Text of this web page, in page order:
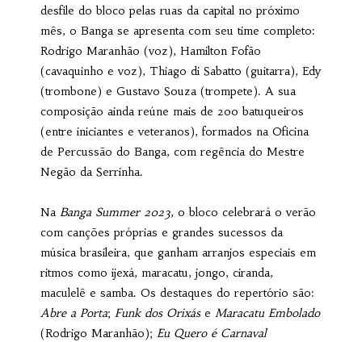
desfile do bloco pelas ruas da capital no próximo
mês, o Banga se apresenta com seu time completo:
Rodrigo Maranhão (voz), Hamilton Fofão
(cavaquinho e voz), Thiago di Sabatto (guitarra), Edy
(trombone) e Gustavo Souza (trompete). A sua
composição ainda reúne mais de 200 batuqueiros
(entre iniciantes e veteranos), formados na Oficina
de Percussão do Banga, com regência do Mestre
Negão da Serrinha.
Na Banga Summer 2023, o bloco celebrará o verão
com canções próprias e grandes sucessos da
música brasileira, que ganham arranjos especiais em
ritmos como ijexá, maracatu, jongo, ciranda,
maculelê e samba. Os destaques do repertório são:
Abre a Porta; Funk dos Orixáse Maracatu Embolado
(Rodrigo Maranhão); Eu Quero é Carnaval